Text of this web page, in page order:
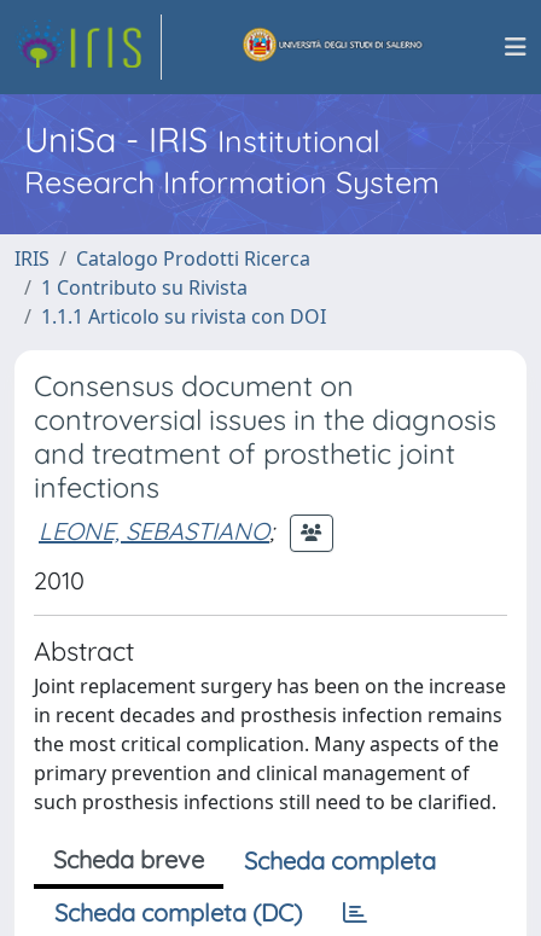
UniSa - IRISInstitutional
Research Information System
IRIS
Catalogo Prodotti Ricerca
1 Contributo su Rivista
1.1.1 Articolo su rivista con DOI
Consensus document on
controversial issues in the diagnosis
and treatment of prosthetic joint
infections
LEONE, SEBASTIANO;
2010
Abstract
Joint replacement surgery has been on the increase
in recent decades and prosthesis infection remains
the most critical complication. Many aspects of the
primary prevention and clinical management of
such prosthesis infections still need to be clarified.
Scheda breve
Scheda completa
Scheda completa (DC)